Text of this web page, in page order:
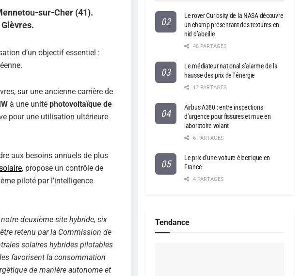
sur-Cher (41).
d’un objectif essentiel :
sur une ancienne carrière de
à une unité photovoltaïque de
pour une utilisation ultérieure
aux besoins annuels de plus
, propose un contrôle de
piloté par l’intelligence
deuxième site hybride, six
retenu par la Commission de
solaires hybrides pilotables
favorisent la consommation
de manière autonome et
Le rover Curiosity de la NASA découvre
un champ présentant des textures en
nid d’abeille
48 PARTAGES
Le médiateur national s’alarme de la
hausse des prix de l’énergie
12 PARTAGES
Airbus A380 : entre inspections
d’urgence pour fissures et mue en
laboratoire volant
6 PARTAGES
Le prix d’une voiture électrique en
France
4 PARTAGES
Tendance